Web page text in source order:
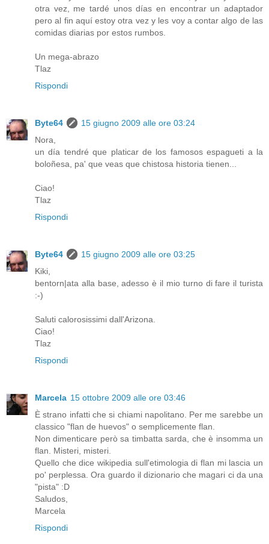
otra vez, me tardé unos días en encontrar un adaptador
pero al fin aquí estoy otra vez y les voy a contar algo de las
comidas diarias por estos rumbos.
Un mega-abrazo
Tlaz
Rispondi
Byte64
15 giugno 2009 alle ore 03:24
Nora,
un día tendré que platicar de los famosos espagueti a la
boloñesa, pa' que veas que chistosa historia tienen...
Ciao!
Tlaz
Rispondi
Byte64
15 giugno 2009 alle ore 03:25
Kiki,
bentorn|ata alla base, adesso è il mio turno di fare il turista
:-)
Saluti calorosissimi dall'Arizona.
Ciao!
Tlaz
Rispondi
Marcela 15 ottobre 2009 alle ore 03:46
È strano infatti che si chiami napolitano. Per me sarebbe un
classico "flan de huevos" o semplicemente flan.
Non dimenticare però sa timbatta sarda, che è insomma un
flan. Misteri, misteri.
Quello che dice wikipedia sull'etimologia di flan mi lascia un
po' perplessa. Ora guardo il dizionario che magari ci da una
"pista" :D
Saludos,
Marcela
Rispondi